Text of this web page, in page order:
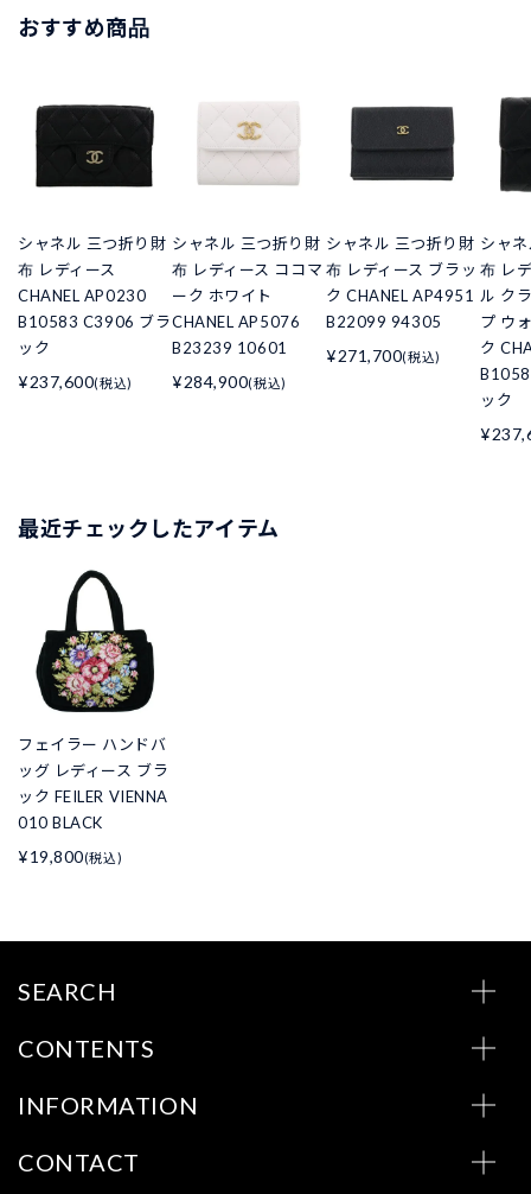
おすすめ商品
シャネル 三つ折り財
布 レディース
CHANEL AP0230
B10583 C3906 ブラ
ック
¥237,600(税込)
シャネル 三つ折り財
布 レディース ココマ
ーク ホワイト
CHANEL AP5076
B23239 10601
¥284,900(税込)
シャネル 三つ折り財
布 レディース ブラッ
ク CHANEL AP4951
B22099 94305
¥271,700(税込)
シャ
布 レ
ル ク
プ ウ
ク
ック
最近チェックしたアイテム
フェイラー ハンドバ
ッグ レディース ブラ
ック FEILER VIENNA
010 BLACK
¥19,800(税込)
SEARCH
CONTENTS
INFORMATION
CONTACT